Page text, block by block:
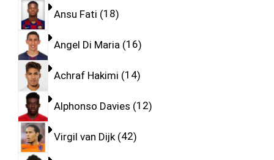
Ansu Fati 18
Angel Di Maria 16
Achraf Hakimi 14
Alphonso Davies 12
Virgil van Dijk 42